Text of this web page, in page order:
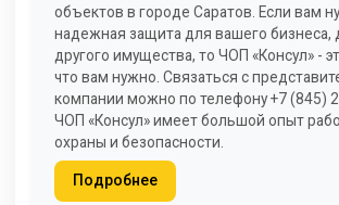
объектов в городе Саратов. Если вам
надежная защита для вашего бизнеса,
другого имущества, то ЧОП «Консул» -
что вам нужно. Связаться с
компании можно по телефону +7 (845)
ЧОП «Консул» имеет большой опыт
охраны и безопасности.
Подробнее